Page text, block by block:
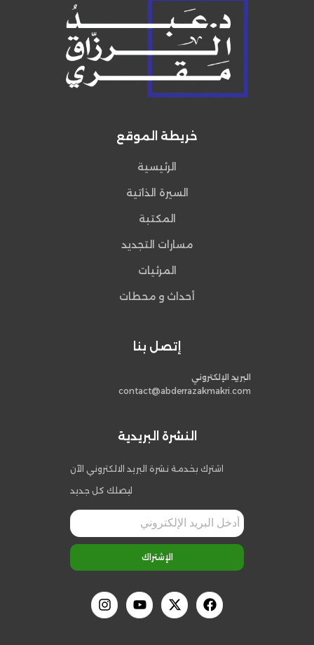
خريطة الموقع
الرئيسية
السيرة الذاتية
المكتبة
مسارات التجديد
المرئيات
أحداث و محطات
إتصل بنا
البريد الإلكتروني
contact@abderrazakmakri.com
النشرة البريدية
اشترك بخدمة نشرة البريد الالكتروني الآن
ليصلك كل جديد
الإشتراك